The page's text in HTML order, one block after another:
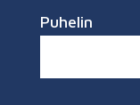
Puhelin